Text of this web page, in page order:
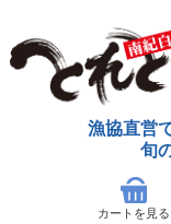
漁協直営
旬
カートを見る